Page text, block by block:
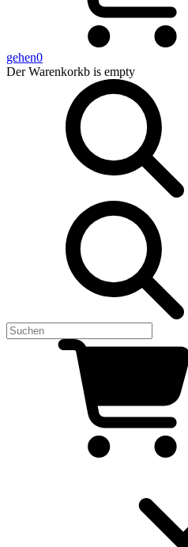
gehen0
Der Warenkorkb is empty